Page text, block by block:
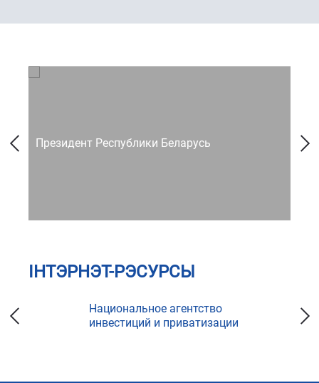
Президент Республики Беларусь
ІНТЭРНЭТ-РЭСУРСЫ
Национальное агентство
инвестиций и приватизации